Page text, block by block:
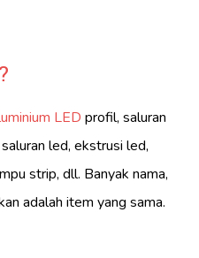
LED profil, saluran
led, ekstrusi led,
strip, dll. Banyak nama,
adalah item yang sama.